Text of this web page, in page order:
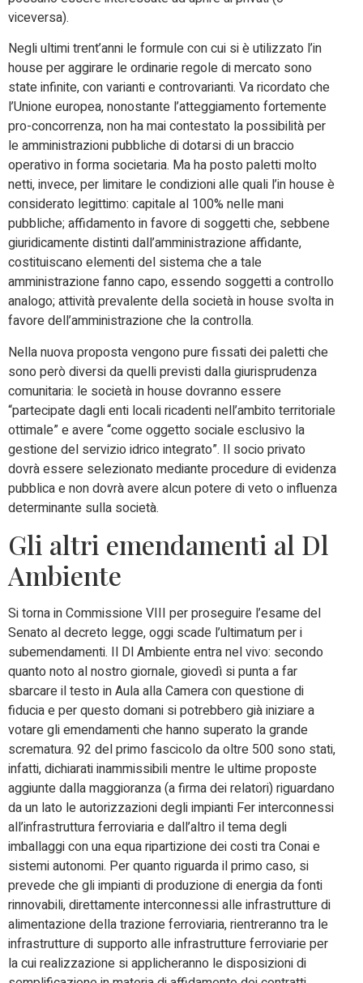
viceversa).
Negli ultimi trent’anni le formule con cui si è utilizzato l’in
house per aggirare le ordinarie regole di mercato sono
state infinite, con varianti e controvarianti. Va ricordato che
l’Unione europea, nonostante l’atteggiamento fortemente
pro-concorrenza, non ha mai contestato la possibilità per
le amministrazioni pubbliche di dotarsi di un braccio
operativo in forma societaria. Ma ha posto paletti molto
netti, invece, per limitare le condizioni alle quali l’in house è
considerato legittimo: capitale al 100% nelle mani
pubbliche; affidamento in favore di soggetti che, sebbene
giuridicamente distinti dall’amministrazione affidante,
costituiscano elementi del sistema che a tale
amministrazione fanno capo, essendo soggetti a controllo
analogo; attività prevalente della società in house svolta in
favore dell’amministrazione che la controlla.
Nella nuova proposta vengono pure fissati dei paletti che
sono però diversi da quelli previsti dalla giurisprudenza
comunitaria: le società in house dovranno essere
“partecipate dagli enti locali ricadenti nell’ambito territoriale
ottimale” e avere “come oggetto sociale esclusivo la
gestione del servizio idrico integrato”. Il socio privato
dovrà essere selezionato mediante procedure di evidenza
pubblica e non dovrà avere alcun potere di veto o influenza
determinante sulla società.
Gli altri emendamenti al Dl
Ambiente
Si torna in Commissione VIII per proseguire l’esame del
Senato al decreto legge, oggi scade l’ultimatum per i
subemendamenti. Il Dl Ambiente entra nel vivo: secondo
quanto noto al nostro giornale, giovedì si punta a far
sbarcare il testo in Aula alla Camera con questione di
fiducia e per questo domani si potrebbero già iniziare a
votare gli emendamenti che hanno superato la grande
scrematura. 92 del primo fascicolo da oltre 500 sono stati,
infatti, dichiarati inammissibili mentre le ultime proposte
aggiunte dalla maggioranza (a firma dei relatori) riguardano
da un lato le autorizzazioni degli impianti Fer interconnessi
all’infrastruttura ferroviaria e dall’altro il tema degli
imballaggi con una equa ripartizione dei costi tra Conai e
sistemi autonomi. Per quanto riguarda il primo caso, si
prevede che gli impianti di produzione di energia da fonti
rinnovabili, direttamente interconnessi alle infrastrutture di
alimentazione della trazione ferroviaria, rientreranno tra le
infrastrutture di supporto alle infrastrutture ferroviarie per
la cui realizzazione si applicheranno le disposizioni di